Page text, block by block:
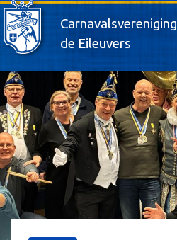
Carnavalsvereniging
de Eileuvers